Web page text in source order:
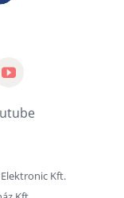
Channel
Kft.